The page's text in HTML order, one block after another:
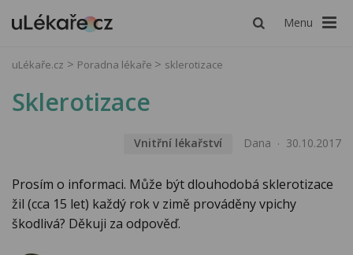
Menu
uLékaře.cz Poradna lékaře sklerotizace
Sklerotizace
Vnitřní lékařství Dana 30.10.2017
Prosím o informaci. Může být dlouhodobá sklerotizace
žil (cca 15 let) každý rok v zimě prováděny vpichy
škodlivá? Děkuji za odpověď.